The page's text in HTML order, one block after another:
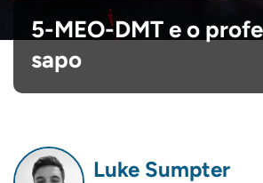
5-MEO-DMT e o
sapo
Luke Sumpter